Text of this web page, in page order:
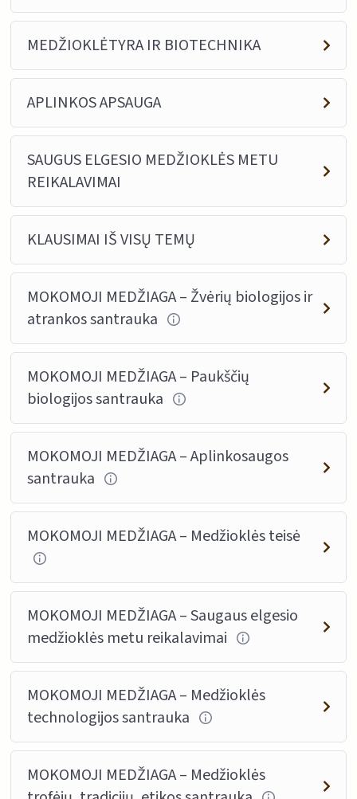
MEDŽIOKLĖTYRA IR BIOTECHNIKA
APLINKOS APSAUGA
SAUGUS ELGESIO MEDŽIOKLĖS METU
REIKALAVIMAI
KLAUSIMAI IŠ VISŲ TEMŲ
MOKOMOJI MEDŽIAGA – Žvėrių biologijos ir
atrankos santrauka
MOKOMOJI MEDŽIAGA – Paukščių
biologijos santrauka
MOKOMOJI MEDŽIAGA – Aplinkosaugos
santrauka
MOKOMOJI MEDŽIAGA – Medžioklės teisė
MOKOMOJI MEDŽIAGA – Saugaus elgesio
medžioklės metu reikalavimai
MOKOMOJI MEDŽIAGA – Medžioklės
technologijos santrauka
MOKOMOJI MEDŽIAGA – Medžioklės